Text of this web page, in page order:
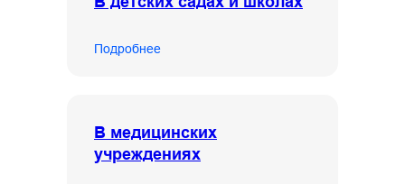
Подробнее
В медицинских
учреждениях